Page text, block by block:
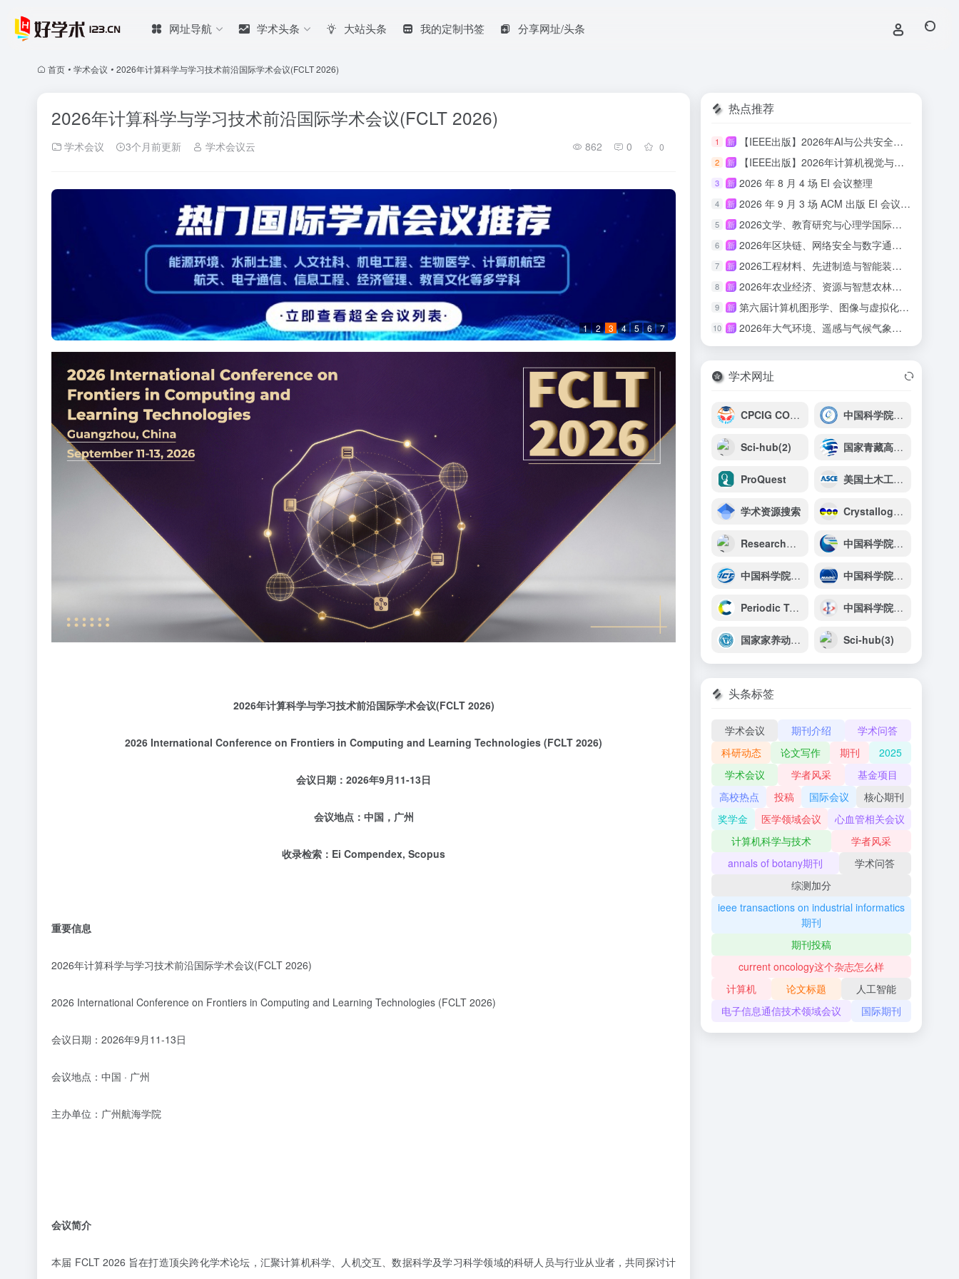
网址导航 学术头条 大站头条 我的定制书签 分享网址/头条
首页 • 学术会议 • 2026年计算科学与学习技术前沿国际学术会议(FCLT 2026)
2026年计算科学与学习技术前沿国际学术会议(FCLT 2026)
学术会议 3个月前更新 学术会议云 862 0 0
1 2 3 4 5 6 7
2026年计算科学与学习技术前沿国际学术会议(FCLT 2026)
2026 International Conference on Frontiers in Computing and Learning Technologies (FCLT 2026)
会议日期： 2026年9月11-13日
会议地点： 中国，广州
收录检索： Ei Compendex, Scopus
重要信息
2026年计算科学与学习技术前沿国际学术会议(FCLT 2026)
2026 International Conference on Frontiers in Computing and Learning Technologies (FCLT 2026)
会议日期：2026年9月11-13日
会议地点：中国 · 广州
主办单位：广州航海学院
会议简介
本届 FCLT 2026 旨在打造顶尖跨化学术论坛，汇聚计算机科学、人机交互、数据科学及学习科学领域的科研人员与行业从业者，共同探讨计
热点推荐
1 新 【IEEE出版】2026年AI与公共安全国际学术会议
2 新 【IEEE出版】2026年计算机视觉与具身智能国际学术会议
3 新 2026 年 8 月 4 场 EI 会议整理
4 新 2026 年 9 月 3 场 ACM 出版 EI 会议汇总
5 新 2026文学、教育研究与心理学国际会议(ICLERP 2026)
6 新 2026年区块链、网络安全与数字通信国际会议（ICBCBC 2026）
7 新 2026工程材料、先进制造与智能装备国际会议（ICEMAMIE 2026）
8 新 2026年农业经济、资源与智慧农林国际学术会议（AERSAF 2026）
9 新 第六届计算机图形学、图像与虚拟化研究国际会议（ICCGIV 2026）
10 新 2026年大气环境、遥感与气候气象国际学术会议（AERSCM 2026）
学术网址
CPCIG CONFERENCE INTERNATIONAL 中国科学院地理科学与资源研究所
Sci-hub(2) 国家青藏高原科学数据中心
ProQuest 美国土木工程师学会（ASCE）
学术资源搜索 Crystallography Open Database（COD）
ResearchGate 中国科学院广州地球化学研究所
中国科学院计算技术研究所 中国科学院国家天文台
Periodic Table 中国科学院光电技术研究所
国家家养动物种质资源库 Sci-hub(3)
头条标签
学术会议 期刊介绍
学术问答
科研动态
论文写作 期刊
2025
学术会议
学者风采
基金项目
高校热点
投稿 国际会议
核心期刊
奖学金
医学领域会议
心血管相关会议
计算机科学与技术
学者风采
annals of botany期刊
学术问答
综测加分
ieee transactions on industrial informatics
期刊
期刊投稿
current oncology这个杂志怎么样
计算机
论文标题
人工智能
电子信息通信技术领域会议
国际期刊